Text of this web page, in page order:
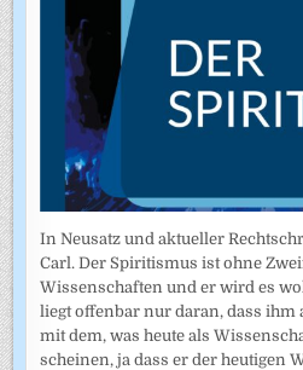
In Neusatz und aktueller
Carl. Der Spiritismus ist ohne
Wissenschaften und er wird es
liegt offenbar nur daran, dass ihm
mit dem, was heute als
scheinen, ja dass er der heutigen